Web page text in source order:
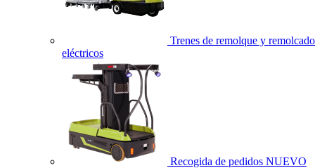
Trenes de remolque y
eléctricos
Recogida de pedidos NUEVO